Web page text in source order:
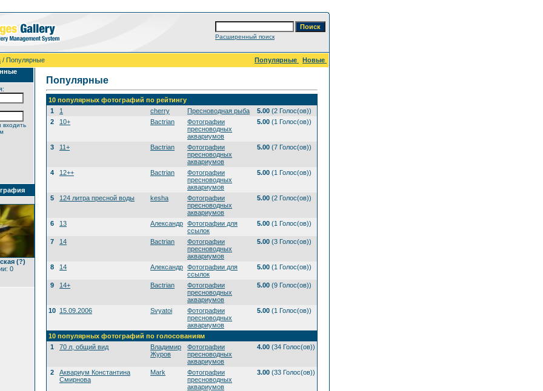
Расширенный поиск
/ Популярные Популярные
Новые
входить
(?)
0
Популярные
10 популярных фотографий по рейтингу
1
1 cherry Пресноводная рыба 5.00 (2 Голос(ов))
2
10+ Bactrian
Фотографии
пресноводных
аквариумов
5.00 (1 Голос(ов))
3 11+ Bactrian
Фотографии
пресноводных
аквариумов
5.00 (7 Голос(ов))
4 12++ Bactrian
Фотографии
пресноводных
аквариумов
5.00 (1 Голос(ов))
5 124 литра пресной воды kesha
Фотографии
пресноводных
аквариумов
5.00 (2 Голос(ов))
6 13 Александр Фотографии для
ссылок
5.00 (1 Голос(ов))
7 14 Bactrian
Фотографии
пресноводных
аквариумов
5.00 (3 Голос(ов))
8 14 Александр Фотографии для
ссылок
5.00 (1 Голос(ов))
9 14+ Bactrian
Фотографии
пресноводных
аквариумов
5.00 (9 Голос(ов))
10 15.09.2006 Svyatoi
Фотографии
пресноводных
аквариумов
5.00 (1 Голос(ов))
10 популярных фотографий по голосованиям
1
70 л, общий вид
Владимир
Журов
Фотографии
пресноводных
аквариумов
4.00 (34 Голос(ов))
2
Аквариум Константина
Смирнова
Mark
Фотографии
пресноводных
аквариумов
3.00 (33 Голос(ов))